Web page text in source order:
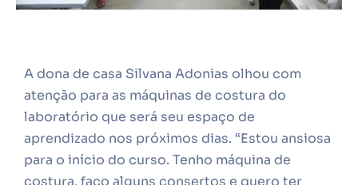
A dona de casa Silvana Adonias olhou com
atenção para as máquinas de costura do
laboratório que será seu espaço de
aprendizado nos próximos dias. “Estou ansiosa
para o início do curso. Tenho máquina de
costura, faço alguns consertos e quero ter